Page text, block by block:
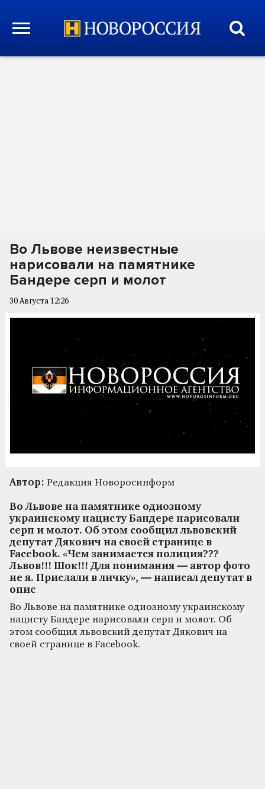
Во Львове неизвестные
нарисовали на памятнике
Бандере серп и молот
30 Августа 12:26
Автор: Редакция Новоросинформ
Во Львове на памятнике одиозному
украинскому нацисту Бандере нарисовали
серп и молот. Об этом сообщил львовский
депутат Дякович на своей странице в
Facebook. «Чем занимается полиция???
Львов!!! Шок!!! Для понимания — автор фото
не я. Прислали в личку», — написал депутат в
опис
Во Львове на памятнике одиозному украинскому
нацисту Бандере нарисовали серп и молот. Об
этом сообщил львовский депутат Дякович на
своей странице в Facebook.